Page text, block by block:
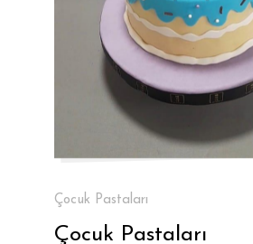
Çocuk Pastaları
Çocuk Pastaları